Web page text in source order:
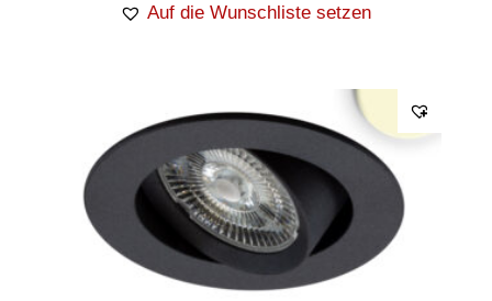
Auf die Wunschliste setzen